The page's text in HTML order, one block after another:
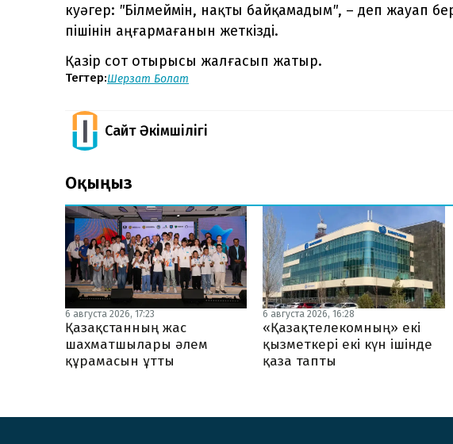
куәгер: "Білмеймін, нақты байқамадым", – деп жауап
пішінін аңғармағанын жеткізді.
Қазір сот отырысы жалғасып жатыр.
Тегтер:Шерзат Болат
Сайт Әкімшілігі
Оқыңыз
6 августа 2026, 17:23
Қазақстанның жас
шахматшылары әлем
құрамасын ұтты
6 августа 2026, 16:28
«Қазақтелекомның» екі
қызметкері екі күн ішінде
қаза тапты